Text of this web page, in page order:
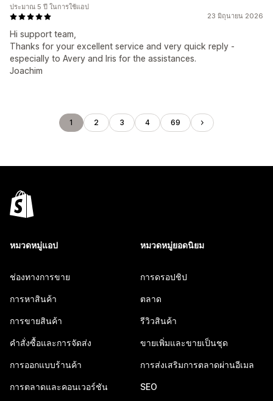
23 มิถุนายน 2026
Hi support team,
Thanks for your excellent service and very quick reply -
especially to Avery and Iris for the assistances.
Joachim
ประมาณ 5 ปี ในการใช้แอป
1 2 3 4 69
หมวดหมู่แอป
ช่องทางการขาย
การหาสินค้า
การขายสินค้า
คำสั่งซื้อและการจัดส่ง
การออกแบบร้านค้า
การตลาดและคอนเวอร์ชัน
หมวดหมู่ยอดนิยม
การดรอปชิป
ตลาด
รีวิวสินค้า
ขายเพิ่มและขายเป็นชุด
การส่งเสริมการตลาดผ่านอีเมล
SEO